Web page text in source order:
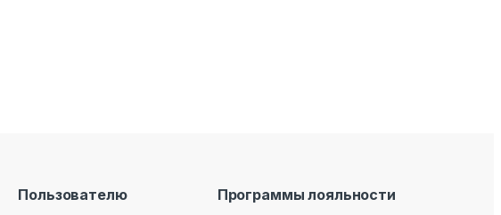
Пользователю Программы лояльности